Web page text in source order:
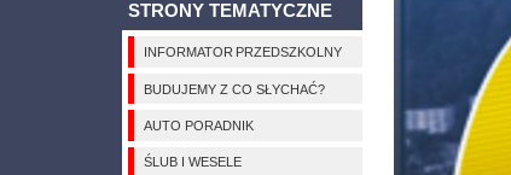
STRONY TEMATYCZNE
INFORMATOR PRZEDSZKOLNY
BUDUJEMY Z CO SŁYCHAĆ?
AUTO PORADNIK
ŚLUB I WESELE